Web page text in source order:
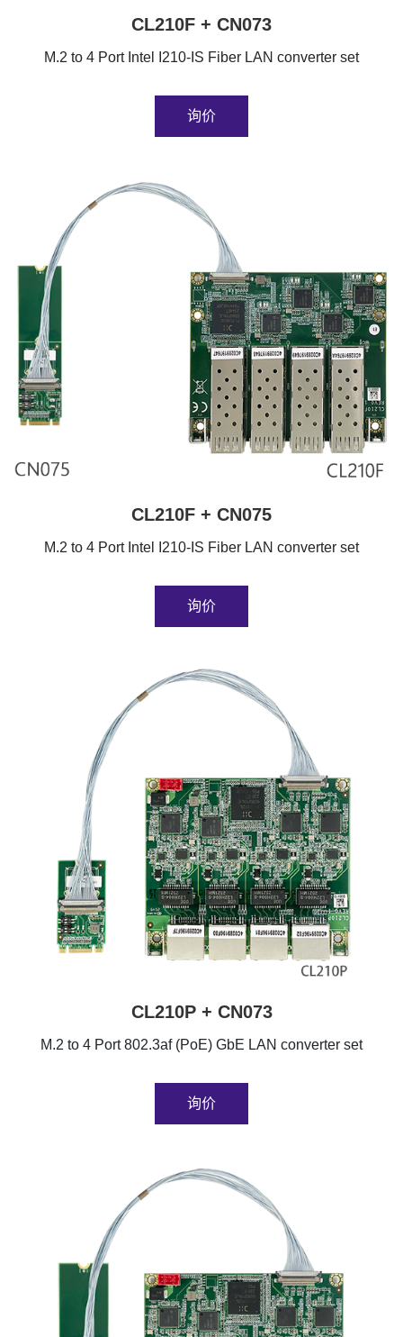
CL210F + CN073
M.2 to 4 Port Intel I210-IS Fiber LAN converter set
询价
CL210F + CN075
M.2 to 4 Port Intel I210-IS Fiber LAN converter set
询价
CL210P + CN073
M.2 to 4 Port 802.3af (PoE) GbE LAN converter set
询价